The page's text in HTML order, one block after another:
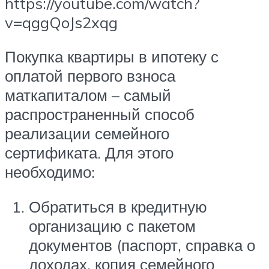
v=qggQoJs2xqg
Покупка квартиры в ипотеку с
оплатой первого взноса
маткапиталом – самый
распространенный способ
реализации семейного
сертификата. Для этого
необходимо:
Обратиться в кредитную
организацию с пакетом
документов (паспорт, справка о
доходах, копия семейного